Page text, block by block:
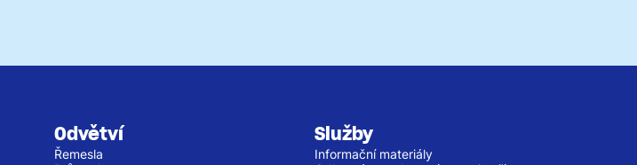
Odvětví
Řemesla
Služby
Informační materiály